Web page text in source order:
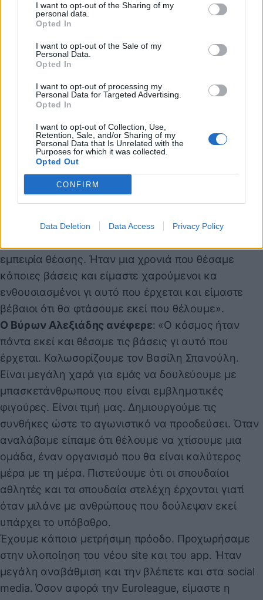
I want to opt-out of the Sharing of my
personal data.
Opted In
I want to opt-out of the Sale of my
Personal Data.
Opted In
I want to opt-out of processing my
Personal Data for Targeted Advertising.
Opted In
I want to opt-out of Collection, Use,
Retention, Sale, and/or Sharing of my
Personal Data that Is Unrelated with the
Purposes for which it was collected.
Opted Out
CONFIRM
Data Deletion Data Access Privacy Policy
πόλη θέλει να φέρει περισσότερο πράσινο στο χώρο
της ΔΕΘ και όχι μόνο. Πρέπει να τεθούν υπόψιν στις
συζητήσεις. Δεν είναι μόνο ως ΚΑΕ ή ως Άρης να
πάρουμε πράγματα. Κοιτάζουμε με κοινωνικό
ιδιοκτησία το βλέπει έτσι. Θέλουμε να φέρουμε
αυτή τη συζήτηση και θα φτάσουμε μέχρι λογικά
σημεία. Στον επόμενο χρόνο θα εξετάσουμε τις
επιλογές μας. Αυτό δεν μας έχει σταματήσει από το
να φέρουμε κάποιες αλλαγές από φέτος. Η
χωρητικότητα του Αλεξανδρείου θα αυξηθεί κατά
20%. Αυτό θα γίνεται σταδιακά. Θα λαμβάνεται
επενδύουμε σε αυτό. Θα υπάρχουν κομμάτια που
εμπειρία θέασης. Ήταν μια χρονιά που θέσαμε
κάποιες βάσεις και είμαστε χαρούμενοι κα
ενθουσιασμένοι γι αυτό που έρχεται και είμαστε
βέβαιοι ότι θα φτάσουμε εκεί που θέλουμε».
Ο Βύρων Αλεξιάδης ανέφερε: «Ο κόσμος ήταν
πάντα εκεί και θέσαμε τις βάσεις γι αυτό που
έρχεται. Καλωσορίζουμε τον Βασίλη Σπανούλη.
Είναι μεγάλη χαρά για εμάς να δουλεύουμε με
μπασκετάνθρωπους που είναι εμβληματικές
φιγούρες. Είναι τιμή μας. Δημιουργούμε τις
συνθήκες ώστε το αγωνιστικό να προοδεύσει. Όταν
αναλάβαμε είπαμε ότι θέλουμε να χτίσουμε μια
ομάδα, έναν οργανισμό που θα είναι καλύτερος
μέρα με τη μέρα. Πιστεύουμε ότι οι σπουδαίοι
αθλητές και τα σπουδαία στελέχη έρχονται γιατί
όταν μιλάνε με ανθρώπους που δούλεψαν εκεί
υπάρχει το υπόβαθρο.
Έχουμε κάποια μετρήσιμη πρόοδο. Προχωρήσαμε
στην υλοποίηση του νέου site και του app. Ήταν
μεγάλη αναβάθμιση και την βλέπετε και στα social
media. Όσον αφορά την Euroleague, είμαστε η